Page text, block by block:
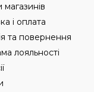
і оплата
та повернення
лояльності